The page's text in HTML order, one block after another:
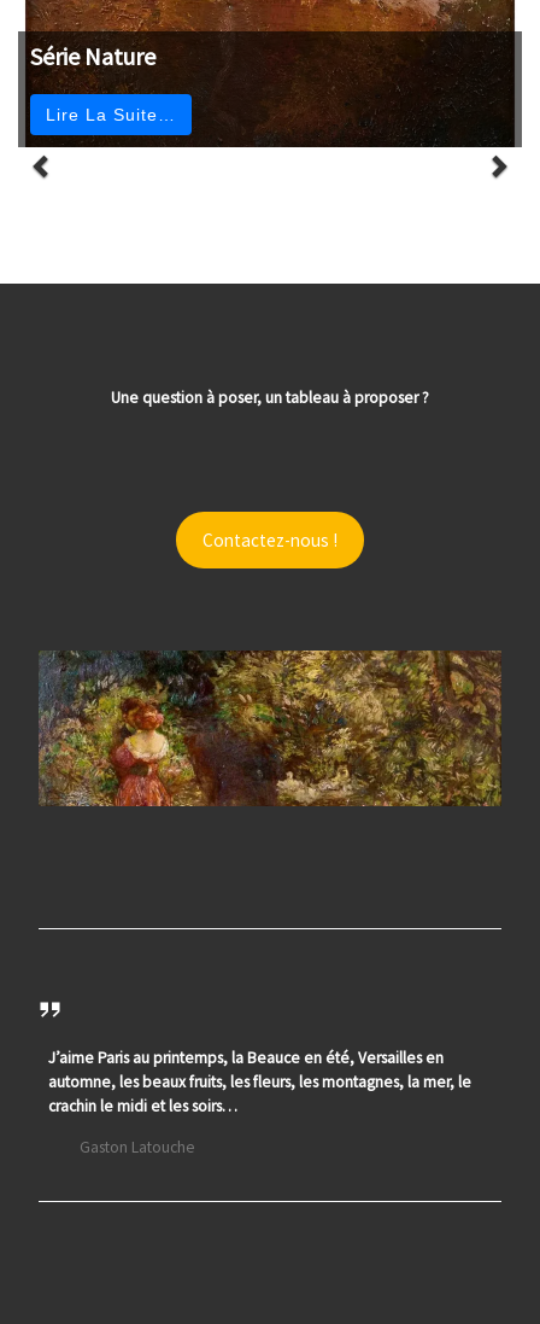
Série Nature
Lire La Suite…
Une question à poser, un tableau à proposer ?
Contactez-nous !
J’aime Paris au printemps, la Beauce en été, Versailles en
automne, les beaux fruits, les fleurs, les montagnes, la mer, le
crachin le midi et les soirs…
Gaston Latouche